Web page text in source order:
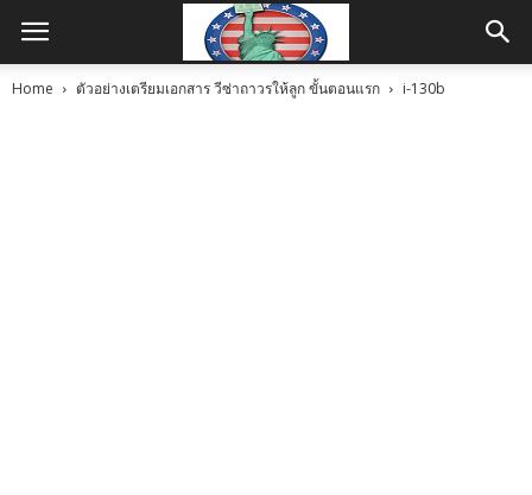
Home ตัวอย่างเตรียมเอกสาร วีซ่าถาวรให้ลูก ขั้นตอนแรก i-130b